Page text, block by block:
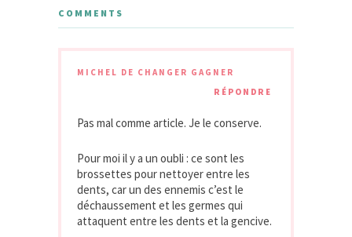
COMMENTS
MICHEL DE CHANGER GAGNER
RÉPONDRE
Pas mal comme article. Je le conserve.
Pour moi il y a un oubli : ce sont les
brossettes pour nettoyer entre les
dents, car un des ennemis c’est le
déchaussement et les germes qui
attaquent entre les dents et la gencive.